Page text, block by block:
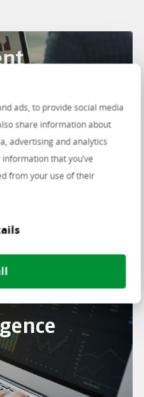
ads, to provide social media
share information about
advertising and analytics
that you’ve
from your use of their
goed
succes. Ontdek
veilige, efficiënte